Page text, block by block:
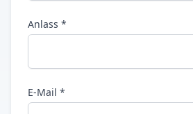
Anlass *
E-Mail *